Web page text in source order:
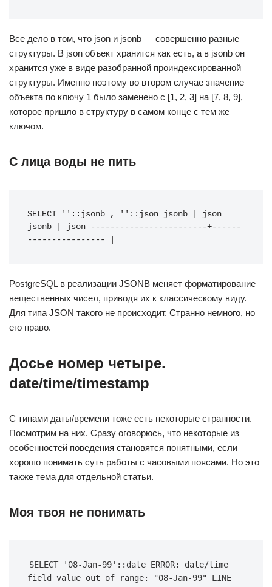
Все дело в том, что json и jsonb — совершенно разные
структуры. В json объект хранится как есть, а в jsonb он
хранится уже в виде разобранной проиндексированной
структуры. Именно поэтому во втором случае значение
объекта по ключу 1 было заменено с [1, 2, 3] на [7, 8, 9],
которое пришло в структуру в самом конце с тем же
ключом.
С лица воды не пить
SELECT ''::jsonb , ''::json jsonb | json
jsonb | json ------------------------+------
---------------- |
PostgreSQL в реализации JSONB меняет форматирование
вещественных чисел, приводя их к классическому виду.
Для типа JSON такого не происходит. Странно немного, но
его право.
Досье номер четыре.
date/time/timestamp
С типами даты/времени тоже есть некоторые странности.
Посмотрим на них. Сразу оговорюсь, что некоторые из
особенностей поведения становятся понятными, если
хорошо понимать суть работы с часовыми поясами. Но это
также тема для отдельной статьи.
Моя твоя не понимать
SELECT '08-Jan-99'::date ERROR: date/time
field value out of range: "08-Jan-99" LINE